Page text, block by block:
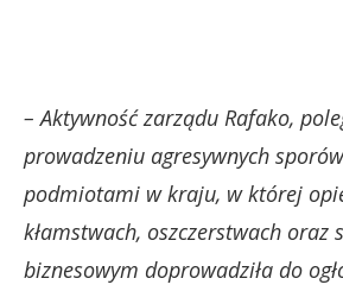
– Aktywność zarządu Rafako,
prowadzeniu agresywnych
podmiotami w kraju, w której
kłamstwach, oszczerstwach oraz
biznesowym doprowadziła do